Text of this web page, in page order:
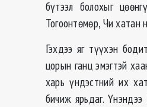
бүтээл болохыг
Тогоонтөмөр, Чи хатан
Гэхдээ яг түүхэн
цорын ганц эмэгтэй
харь үндэстний их
бичиж ярьдаг.